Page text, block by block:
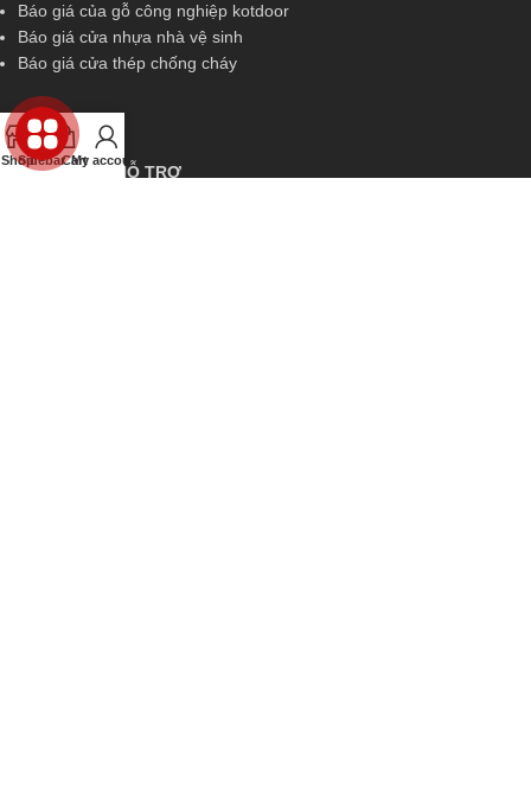
Báo giá của gỗ công nghiệp kotdoor
Báo giá cửa nhựa nhà vệ sinh
Báo giá cửa thép chống cháy
THÔNG TIN HỖ TRỢ
ShopSidebarCart
My account